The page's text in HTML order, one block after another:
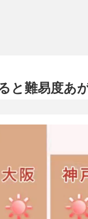
と難易度あ